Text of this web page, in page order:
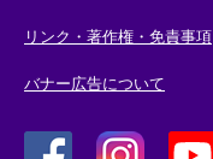
リンク・著作権・免責事項
バナー広告について